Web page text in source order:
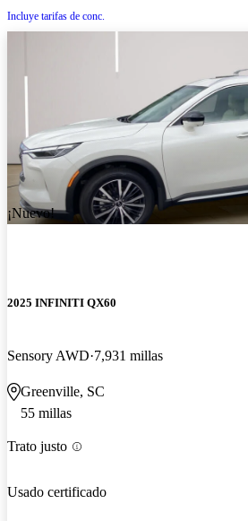
Incluye tarifas de conc.
¡Nuevo!
2025 INFINITI QX60
Sensory AWD 7,931 millas
Greenville, SC
55 millas
Trato justo
Usado certificado